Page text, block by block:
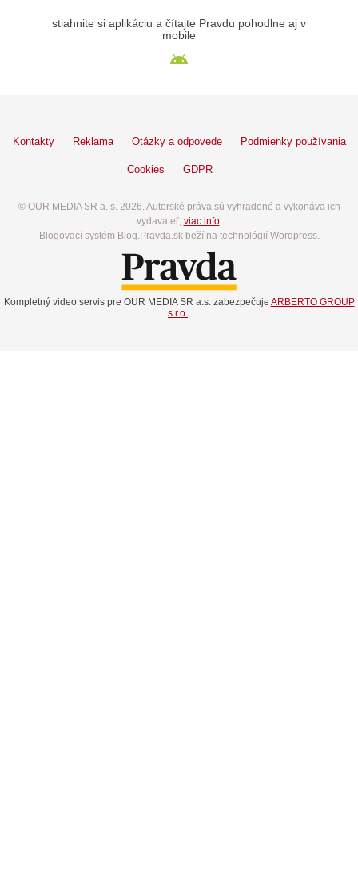
stiahnite si aplikáciu a čítajte Pravdu pohodlne aj v
mobile
Kontakty Reklama Otázky a odpovede Podmienky používania
Cookies GDPR
© OUR MEDIA SR a. s. 2026. Autorské práva sú vyhradené a vykonáva ich
vydavateľ, viac info.
Blogovací systém Blog.Pravda.sk beží na technológií Wordpress.
Kompletný video servis pre OUR MEDIA SR a.s. zabezpečuje ARBERTO GROUP
s.r.o.